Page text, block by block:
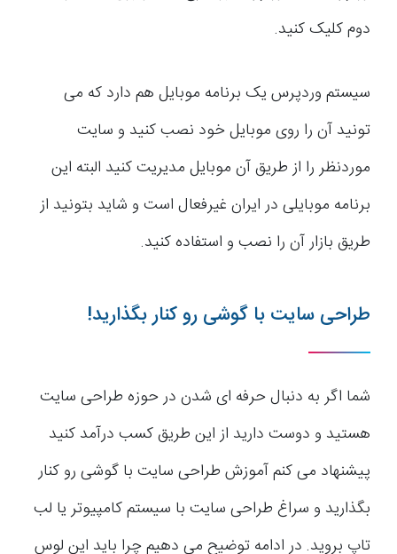
دوم کلیک کنید.
سیستم وردپرس یک برنامه موبایل هم دارد که می
تونید آن را روی موبایل خود نصب کنید و سایت
موردنظر را از طریق آن موبایل مدیریت کنید البته این
برنامه موبایلی در ایران غیرفعال است و شاید بتونید از
طریق بازار آن را نصب و استفاده کنید.
طراحی سایت با گوشی رو کنار بگذارید!
شما اگر به دنبال حرفه ای شدن در حوزه طراحی سایت
هستید و دوست دارید از این طریق کسب درآمد کنید
پیشنهاد می کنم آموزش طراحی سایت با گوشی رو کنار
بگذارید و سراغ طراحی سایت با سیستم کامپیوتر یا لب
تاپ بروید. در ادامه توضیح می دهیم چرا باید این لوس